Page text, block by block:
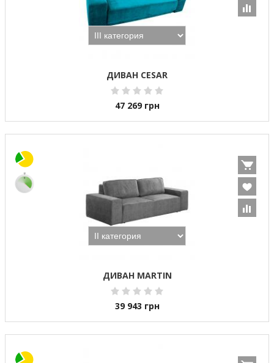
ДИВАН CESAR
47 269 грн
ДИВАН MARTIN
39 943 грн